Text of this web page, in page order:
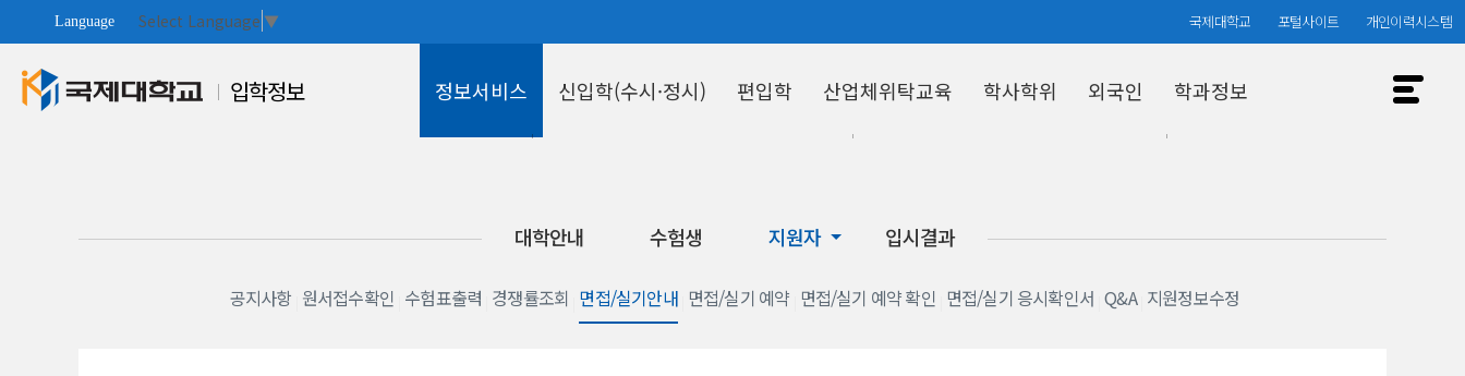
Language Select Language ▼ 국제대학교 포털사이트 개인이력시스템
입학정보 정보서비스 신입학(수시·정시) 편입학 산업체위탁교육 학사학위 외국인 학과정보
대학안내 수험생 지원자
공지사항 원서접수확인 수험표출력 경쟁률조회 면접/실기안내 면접/실기 예약 면접/실기 예약 확인 면접/실기 응시확인서 Q&A 지원정보수정
입시결과